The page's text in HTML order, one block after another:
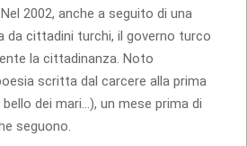
2002, anche a seguito di una
cittadini turchi, il governo turco
la cittadinanza. Noto
scritta dal carcere alla prima
dei mari…), un mese prima di
seguono.